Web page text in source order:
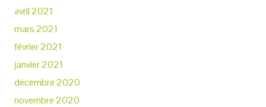
avril 2021
mars 2021
février 2021
janvier 2021
décembre 2020
novembre 2020